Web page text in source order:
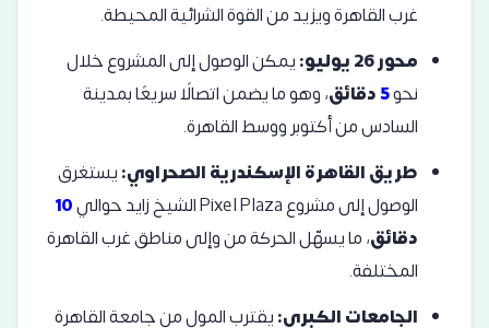
غرب القاهرة ويزيد من القوة الشرائية المحيطة.
محور 26 يوليو:
يمكن الوصول إلى المشروع خلال
نحو5دقائق، وهو ما يضمن اتصالًا سريعًا بمدينة
السادس من أكتوبر ووسط القاهرة.
طريق القاهرة الإسكندرية الصحراوي:يستغرق
الوصول إلى مشروع Pixel Plaza الشيخ زايد حوالي
10
دقائق، ما يسهّل الحركة من وإلى مناطق غرب القاهرة
المختلفة.
الجامعات الكبرى:يقترب المول من جامعة القاهرة